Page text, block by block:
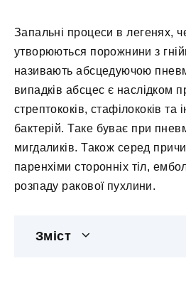
Запальні процеси в легенях,
утворюються порожнини з
називають абсцедуючою
випадків абсцес є наслідком
стрептококів, стафілококів та
бактерій. Таке буває при
мигдаликів. Також серед
паренхіми сторонніх тіл,
розпаду ракової пухлини.
Зміст